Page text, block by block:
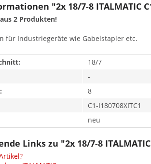
"2x 18/7-8 ITALMATIC
2 Produkten!
für Industriegeräte wie Gabelstapler etc.
18/7
-
8
C1-I180708XITC1
neu
Links zu "2x 18/7-8 ITALMATIC